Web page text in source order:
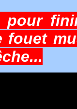
pour
fouet